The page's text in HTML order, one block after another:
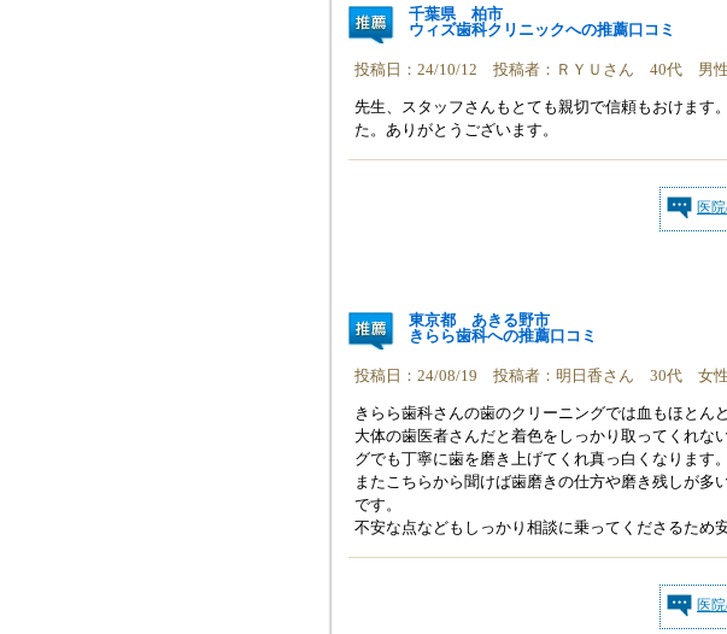
千葉県 柏市
ウィズ歯科クリニックへの推薦口コミ
投稿日：24/10/12 投稿者：ＲＹＵさん 40代 男性
先生、スタッフさんもとても親切で信頼もおけます
た。ありがとうございます。
医
東京都 あきる野市
きらら歯科への推薦口コミ
投稿日：24/08/19 投稿者：明日香さん 30代 女性
きらら歯科さんの歯のクリーニングでは血もほとん
大体の歯医者さんだと着色をしっかり取ってくれな
グでも丁寧に歯を磨き上げてくれ真っ白くなります。
またこちらから聞けば歯磨きの仕方や磨き残しが多
です。
不安な点などもしっかり相談に乗ってくださるため
医